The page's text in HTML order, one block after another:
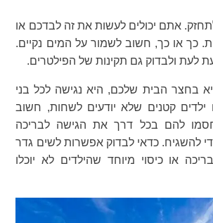
אתם יכולים לעשות את זה לבדכם או
כך או כך, חשוב לשמור על המים נקיים.
לעת ולבדוק גם תקינות של הפילטרים.
בחצר הבית שלכם, היא נגישה לכל בני
קטנים שלא יודעים לשחות, חשוב
להם בכל דרך את הגישה לבריכה
להשגיח. כדאי לבדוק אפשרות לשים גדר
או כיסוי מיוחד שהילדים לא יוכלו